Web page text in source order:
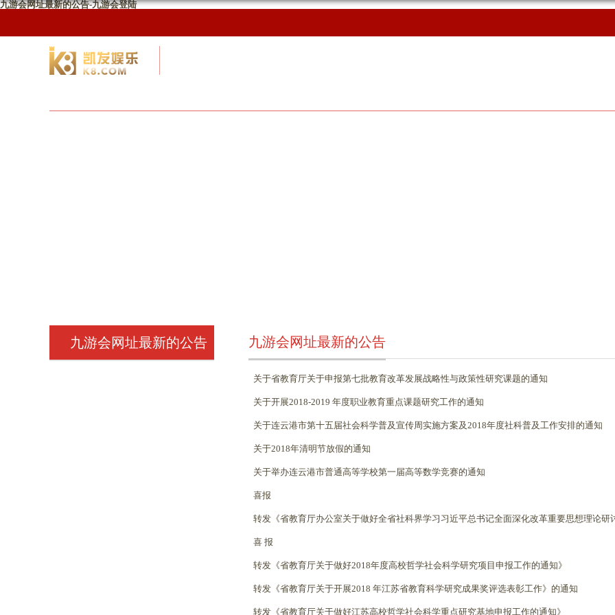
九游会网址最新的公告-九游会登陆
九游会网址最新的公告 九游会网址最新的公告
关于省教育厅关于申报第七批教育改革发展战略性与政策性研究课题的通知
关于开展2018-2019 年度职业教育重点课题研究工作的通知
关于连云港市第十五届社会科学普及宣传周实施方案及2018年度社科普及工作安排的通知
关于2018年清明节放假的通知
关于举办连云港市普通高等学校第一届高等数学竞赛的通知
喜报
转发《省教育厅办公室关于做好全省社科界学习习近平总书记全面深化改革重要思想理论研
喜 报
转发《省教育厅关于做好2018年度高校哲学社会科学研究项目申报工作的通知》
转发《省教育厅关于开展2018 年江苏省教育科学研究成果奖评选表彰工作》的通知
转发《省教育厅关于做好江苏高校哲学社会科学重点研究基地申报工作的通知》